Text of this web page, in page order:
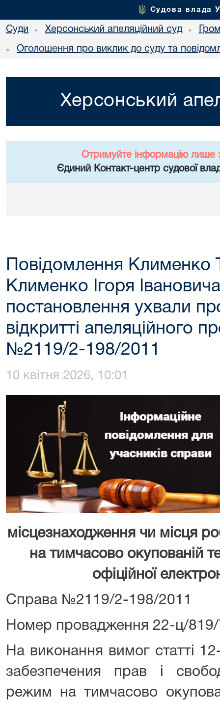
Судова влада
Суди • Херсонський апеляційний суд •
• Оголошення про виклик до суду та
Херсонський
Отримуйте інформацію лише
Єдиний Контакт-центр судової
Повідомлення Клименко
Клименко Ігоря
постановлення ухвали
відкритті апеляційного
№2119/2-198/2011
10 квітня 2026, 10:01
місцезнаходження чи місця
на тимчасово окупованій
офіційної
Справа №2119/2-198/2011
Номер провадження 22-ц/
На виконання вимог статті
забезпечения прав і
режим на тимчасово